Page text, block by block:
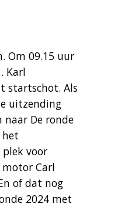
Om 09.15 uur
Karl
startschot. Als
uitzending
naar De ronde
het
plek voor
motor Carl
of dat nog
2024 met